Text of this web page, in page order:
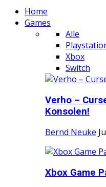
Home
Games
Alle
Xbox
Switch
Verho –
Konsolen!
Bernd Neuke
Xbox Game